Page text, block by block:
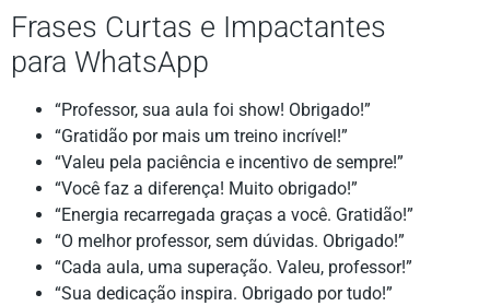
Frases Curtas e Impactantes
para WhatsApp
“Professor, sua aula foi show! Obrigado!”
“Gratidão por mais um treino incrível!”
“Valeu pela paciência e incentivo de sempre!”
“Você faz a diferença! Muito obrigado!”
“Energia recarregada graças a você. Gratidão!”
“O melhor professor, sem dúvidas. Obrigado!”
“Cada aula, uma superação. Valeu, professor!”
“Sua dedicação inspira. Obrigado por tudo!”